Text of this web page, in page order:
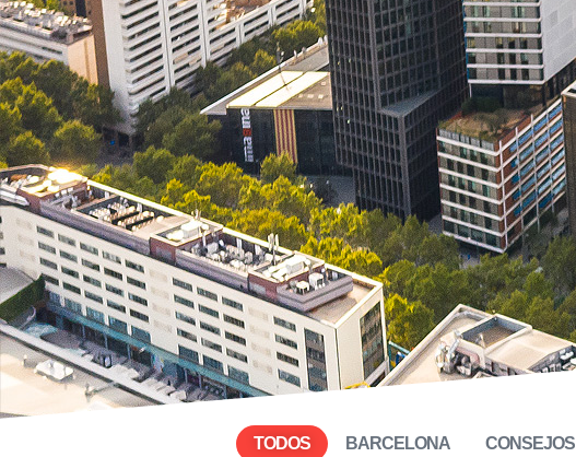
BARCELONA CONSEJOS
TODOS